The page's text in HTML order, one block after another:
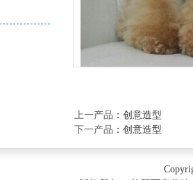
上一产品 ： 创意造型
下一产品 ： 创意造型